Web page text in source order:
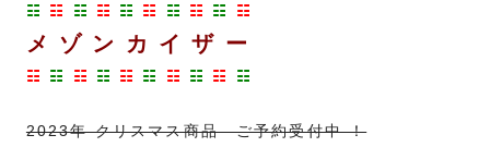
☷ ☷ ☷ ☷ ☷ ☷ ☷ ☷ ☷ ☷
メ ゾ ン カ イ ザ ー
☷ ☷ ☷ ☷ ☷ ☷ ☷ ☷ ☷ ☷
2023年 クリスマス商品 ご予約受付中 ！